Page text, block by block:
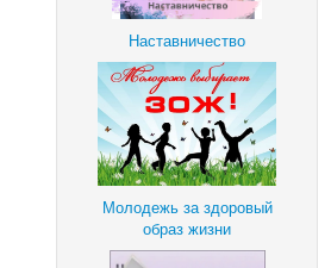
Наставничество
Молодежь за здоровый
образ жизни